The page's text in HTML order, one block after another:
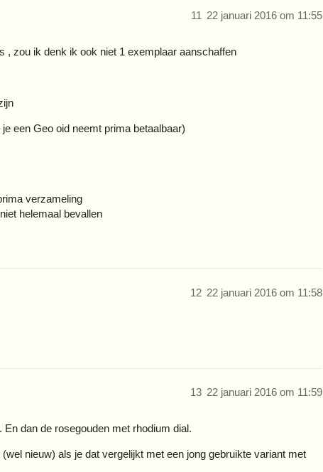
22 januari 2016 om 11:55
11
, zou ik denk ik ook niet 1 exemplaar aanschaffen
een Geo oid neemt prima betaalbaar)
verzameling
helemaal bevallen
22 januari 2016 om 11:58
12
22 januari 2016 om 11:59
13
dan de rosegouden met rhodium dial.
nieuw) als je dat vergelijkt met een jong gebruikte variant met